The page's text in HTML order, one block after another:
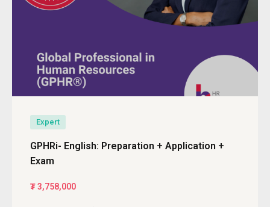
Expert
GPHRi- English: Preparation + Application +
Exam
₮3,758,000